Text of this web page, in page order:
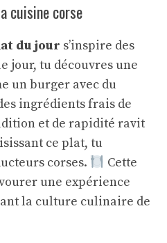
cuisine corse
du jour s’inspire des
jour, tu découvres une
un burger avec du
ingrédients frais de
et de rapidité ravit
ce plat, tu
corses.
Cette
une expérience
la culture culinaire de